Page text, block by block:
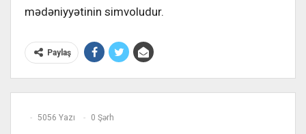
mədəniyyətinin simvoludur.
Paylaş
5056 Yazı 0 Şərh